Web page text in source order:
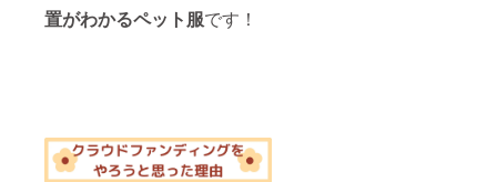
置がわかるペット服です！